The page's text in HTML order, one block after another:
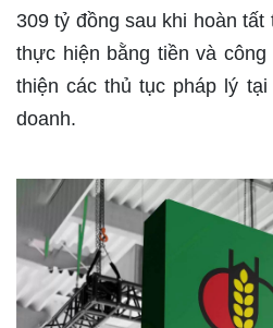
309 tỷ đồng sau khi hoàn tất
thực hiện bằng tiền và
thiện các thủ tục pháp lý
doanh.